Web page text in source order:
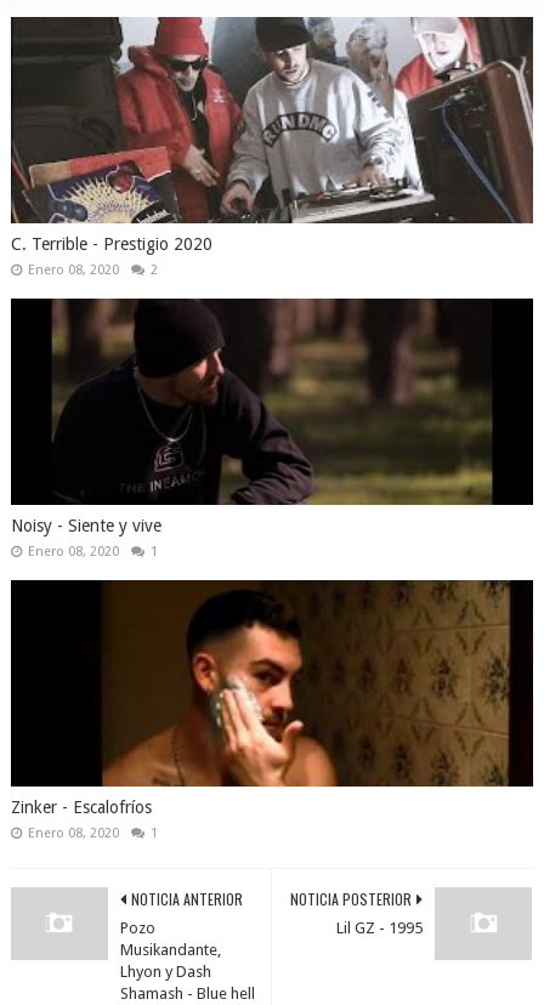
C. Terrible - Prestigio 2020
Enero 08, 2020 2
Noisy - Siente y vive
Enero 08, 2020 1
Zinker - Escalofríos
Enero 08, 2020 1
NOTICIA POSTERIOR
Lil GZ - 1995
NOTICIA ANTERIOR
Pozo
Musikandante,
Lhyon y Dash
Shamash - Blue hell